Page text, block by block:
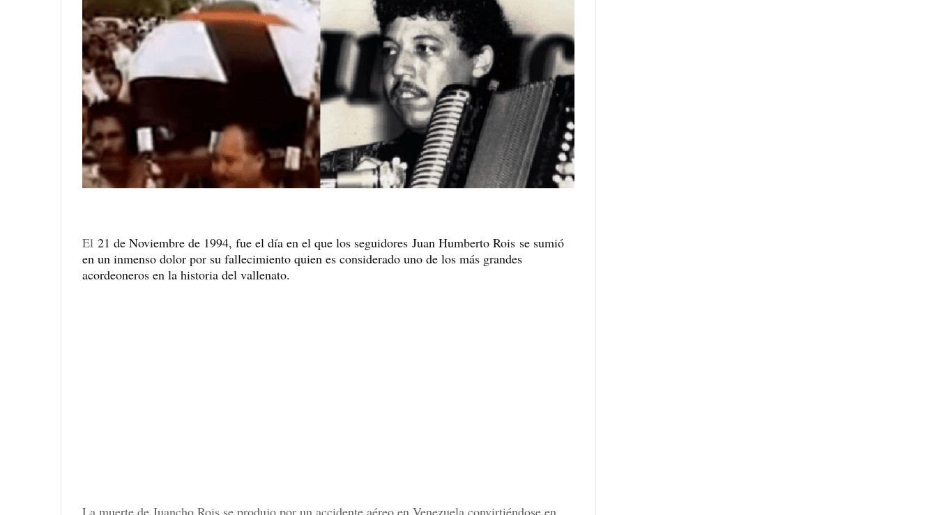
El 21 de Noviembre de 1994, fue el día en el que los seguidores Juan Humberto Rois se sumió
en un inmenso dolor por su fallecimiento quien es considerado uno de los más grandes
acordeoneros en la historia del vallenato.
La muerte de Juancho Rois se produjo por un accidente aéreo en Venezuela convirtiéndose en